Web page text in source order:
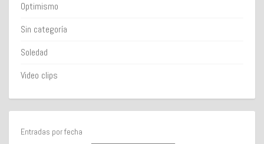
Optimismo
Sin categoría
Soledad
Video clips
Entradas por fecha